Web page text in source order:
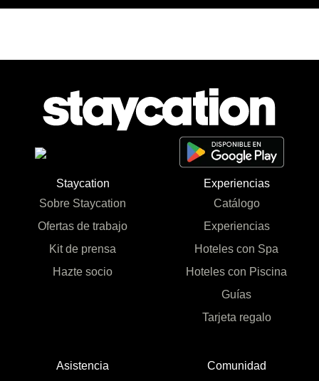
Staycation
Sobre Staycation
Ofertas de trabajo
Kit de prensa
Hazte socio
Experiencias
Catálogo
Experiencias
Hoteles con Spa
Hoteles con Piscina
Guías
Tarjeta regalo
Asistencia
Comunidad